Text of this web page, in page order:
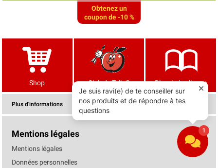
Obtenez un
coupon de -10 %
Shop Club de Tells® Blog de jardinage
Plus d'informations
Mentions légales
Mentions légales
Données personnelles